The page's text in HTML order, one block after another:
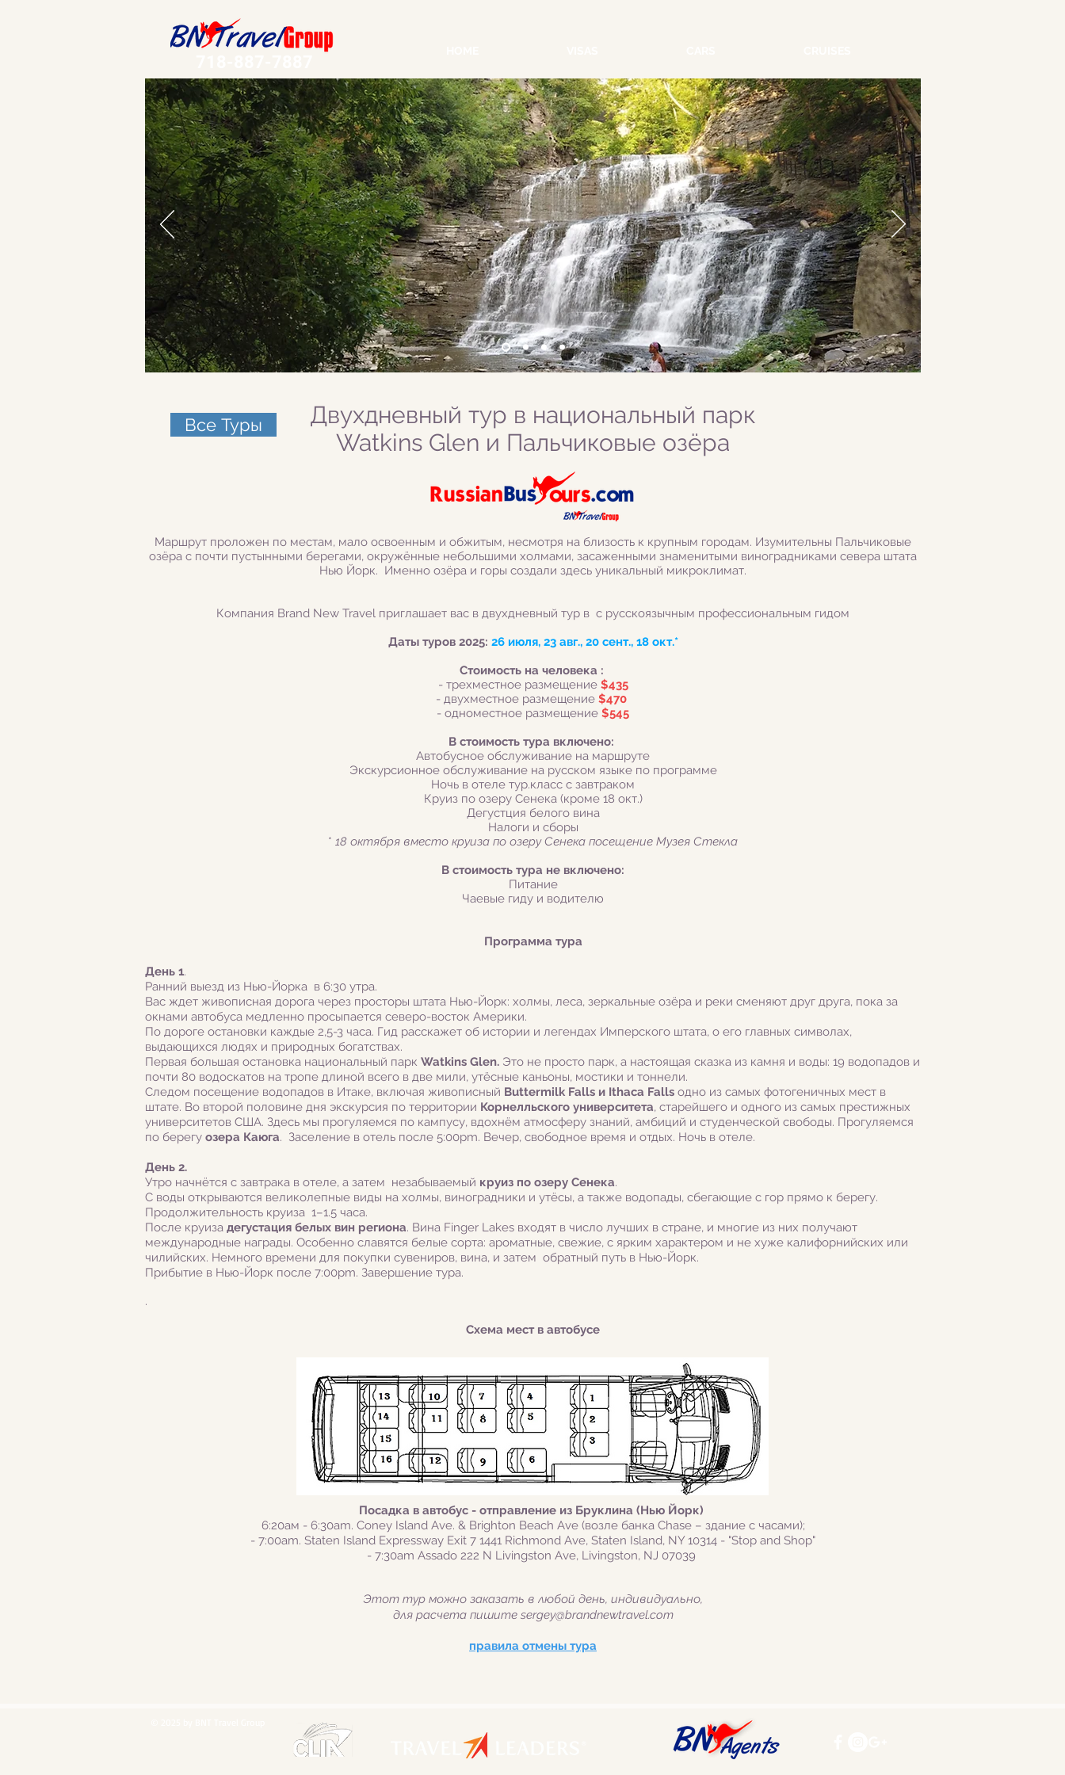
Все Туры
Двухдневный тур в национальный парк
Watkins Glen и Пальчиковые озёра
Маршрут проложен по местам, мало освоенным и обжитым, несмотря на близость к крупным городам. Изумительны Пальчиковые
озёра с почти пустынными берегами, окружённые небольшими холмами, засаженными знаменитыми виноградниками севера штата
Нью Йорк. Именно озёра и горы создали здесь уникальный микроклимат.
Компания Brand New Travel приглашает вас в двухдневный тур в с русскоязычным профессиональным гидом
Даты туров 2025: 26 июля, 23 авг., 20 сент., 18 окт.*
Стоимость на человека :
- трехместное размещение $435
- двухместное размещение $470
- одноместное размещение $545
В стоимость тура включено:
Автобусное обслуживание на маршруте
Экскурсионное обслуживание на русском языке по программе
Ночь в отеле тур.класс с завтраком
Круиз по озеру Сенека (кроме 18 окт.)
Дегустция белого вина
Налоги и сборы
* 18 октября вместо круиза по озеру Сенека посещение Музея Стекла
В стоимость тура не включено:
Питание
Чаевые гиду и водителю
Программа тура
День 1.
Ранний выезд из Нью-Йорка в 6:30 утра.
Вас ждет живописная дорога через просторы штата Нью-Йорк: холмы, леса, зеркальные озёра и реки сменяют друг друга, пока за
окнами автобуса медленно просыпается северо-восток Америки.
По дороге остановки каждые 2,5-3 часа. Гид расскажет об истории и легендах Имперского штата, о его главных символах,
выдающихся людях и природных богатствах.
Первая большая остановка национальный парк Watkins Glen. Это не просто парк, а настоящая сказка из камня и воды: 19 водопадов и
почти 80 водоскатов на тропе длиной всего в две мили, утёсные каньоны, мостики и тоннели.
Следом посещение водопадов в Итаке, включая живописный Buttermilk Falls и Ithaca Falls одно из самых фотогеничных мест в
штате. Во второй половине дня экскурсия по территории Корнелльского университета, старейшего и одного из самых престижных
университетов США. Здесь мы прогуляемся по кампусу, вдохнём атмосферу знаний, амбиций и студенческой свободы. Прогуляемся
по берегу озера Каюга. Заселение в отель после 5:00pm. Вечер, свободное время и отдых. Ночь в отеле.
День 2.
Утро начнётся с завтрака в отеле, а затем незабываемый круиз по озеру Сенека.
С воды открываются великолепные виды на холмы, виноградники и утёсы, а также водопады, сбегающие с гор прямо к берегу.
Продолжительность круиза 1–1.5 часа.
После круиза дегустация белых вин региона. Вина Finger Lakes входят в число лучших в стране, и многие из них получают
международные награды. Особенно славятся белые сорта: ароматные, свежие, с ярким характером и не хуже калифорнийских или
чилийских. Немного времени для покупки сувениров, вина, и затем обратный путь в Нью-Йорк.
Прибытие в Нью-Йорк после 7:00pm. Завершение тура.
.
Схема мест в автобусе
Посадка в автобус - отправление из Бруклина (Нью Йорк)
6:20ам - 6:30am. Coney Island Ave. & Brighton Beach Ave (возле банка Chase – здание с часами);
- 7:00am. Staten Island Expressway Exit 7 1441 Richmond Ave, Staten Island, NY 10314 - "Stop and Shop"
- 7:30am Assado 222 N Livingston Ave, Livingston, NJ 07039
Этот тур можно заказать в любой день, индивидуально,
для расчета пишите sergey@brandnewtravel.com
правила отмены тура